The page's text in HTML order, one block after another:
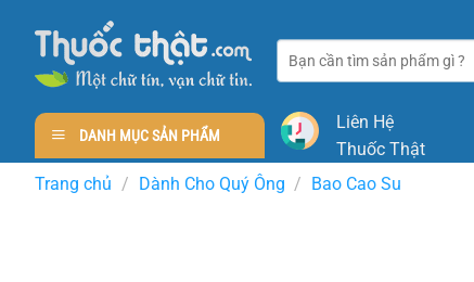
content
kiếm:
DANH MỤC SẢN PHẨM
Liên Hệ
Thuốc Thật
Trang chủ / Dành Cho Quý Ông / Bao Cao Su